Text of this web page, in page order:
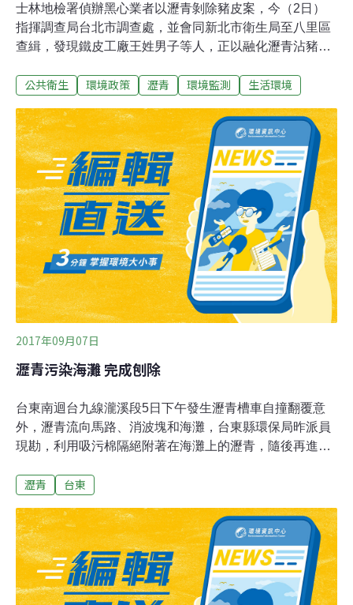
士林地檢署偵辦黑心業者以瀝青剝除豬皮案，今（2日）
指揮調查局台北市調查處，並會同新北市衛生局至八里區
查緝，發現鐵皮工廠王姓男子等人，正以融化瀝青沾豬頭
扣原料、成品、半成品逾500張豬皮等相關證物。調查發
回豬頭，至八里區租用的鐵皮工廠，再向廠商購買塗抹屋
頂防水用的瀝青塊，以大鍋爐將瀝青塊融化，拿豬頭皮沾
瀝青膏油，丟入冷水槽中，待瀝青膏凝固後，將瀝青塊剝
除使豬毛一併拔除，為避免鍋煮瀝青臭味四溢，又購買3
層樓高的水洗塔作為除臭設備。
公共衛生 環境政策 瀝青 環境監測 生活環境
2017年09月07日
瀝青污染海灘 完成刨除
台東南迴台九線瀧溪段5日下午發生瀝青槽車自撞翻覆意
外，瀝青流向馬路、消波塊和海灘，台東縣環保局昨派員
現勘，利用吸污棉隔絕附著在海灘上的瀝青，隨後再進行
動員重機械進行路面刨除作業，預計7日完成。肇事槽車
馬路、消波塊和海灘，台東縣環保局獲報，立即以海洋污
染事件標準作業程序進行處理，並通報環保署，6日派員
現勘，先以吸污棉隔絕附著在海灘上的瀝青，再加以刨
除，至於黏附在消波塊上的瀝青則另尋他法。台東縣環保
局表示，流入海灘的瀝青尚未流入海中，距離海岸尚有一
瀝青 台東